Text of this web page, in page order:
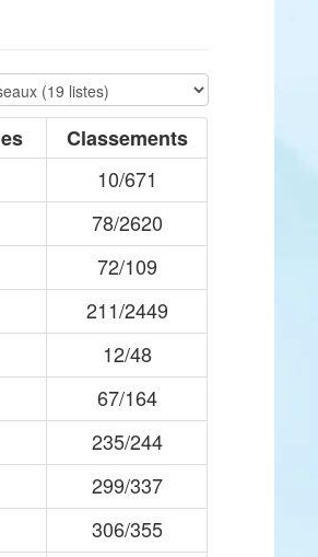
Classements
10/671
78/2620
72/109
211/2449
12/48
67/164
235/244
299/337
306/355